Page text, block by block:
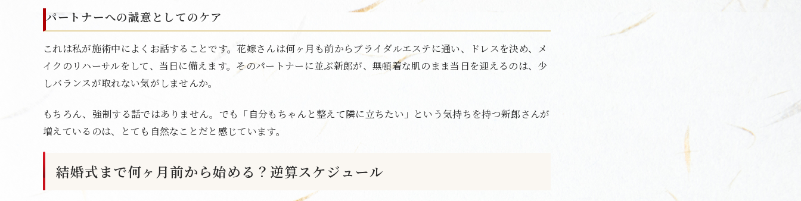
パートナーへの誠意としてのケア
これは私が施術中によくお話することです。花嫁さんは何ヶ月も前からブライダルエステに通い、ドレスを決め、メ
イクのリハーサルをして、当日に備えます。そのパートナーに並ぶ新郎が、無頓着な肌のまま当日を迎えるのは、少
しバランスが取れない気がしませんか。
もちろん、強制する話ではありません。でも「自分もちゃんと整えて隣に立ちたい」という気持ちを持つ新郎さんが
増えているのは、とても自然なことだと感じています。
結婚式まで何ヶ月前から始める？逆算スケジュール